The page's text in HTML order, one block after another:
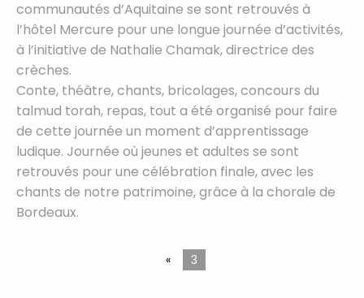
communautés d’Aquitaine se sont retrouvés à
l’hôtel Mercure pour une longue journée d’activités,
à l’initiative de Nathalie Chamak, directrice des
crèches.
Conte, théâtre, chants, bricolages, concours du
talmud torah, repas, tout a été organisé pour faire
de cette journée un moment d’apprentissage
ludique. Journée où jeunes et adultes se sont
retrouvés pour une célébration finale, avec les
chants de notre patrimoine, grâce à la chorale de
Bordeaux.
« 3